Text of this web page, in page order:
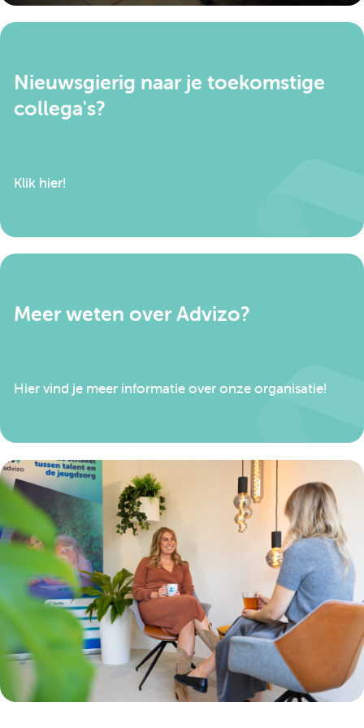
Nieuwsgierig naar je toekomstige
collega's?
Klik hier!
Meer weten over Advizo?
Hier vind je meer informatie over onze organisatie!